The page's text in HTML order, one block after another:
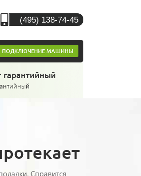
(495) 138-74-45
ПОДКЛЮЧЕНИЕ МАШИНЫ
Справится